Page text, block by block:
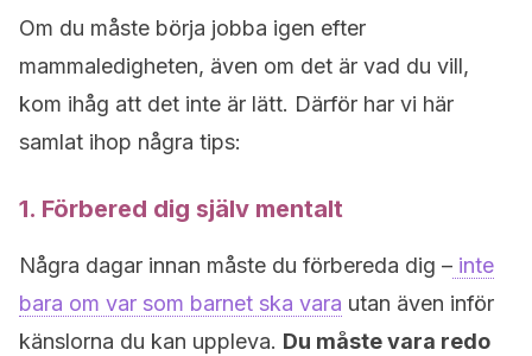
Om du måste börja jobba igen efter
mammaledigheten, även om det är vad du vill,
kom ihåg att det inte är lätt. Därför har vi här
samlat ihop några tips:
1. Förbered dig själv mentalt
Några dagar innan måste du förbereda dig – inte
bara om var som barnet ska vara utan även inför
känslorna du kan uppleva. Du måste vara redo